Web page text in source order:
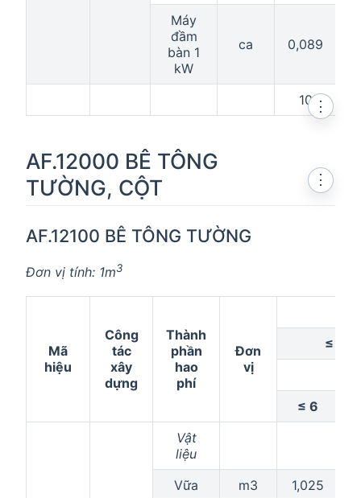
Máy
đầm
bàn 1
kW
ca 0,089
10
AF.12000 BÊ TÔNG
TƯỜNG, CỘT
⋮
AF.12100 BÊ TÔNG TƯỜNG
⋮
Đơn vị tính: 1m3
Mã
hiệu
Công
tác
xây
dựng
Thành
phần
hao
phí
Đơn
vị
≤ 45
≤ 6
Vật
liệu
Vữa
m3 1,025